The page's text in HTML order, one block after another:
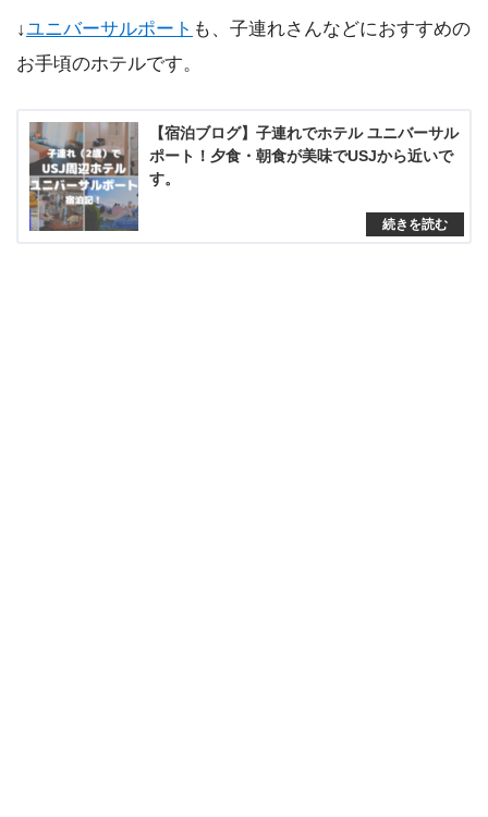
↓ユニバーサルポート も、子連れさんなどにおすすめの
お手頃のホテルです。
【宿泊ブログ】子連れでホテル ユニバーサル
ポート！夕食・朝食が美味でUSJから近いで
す。